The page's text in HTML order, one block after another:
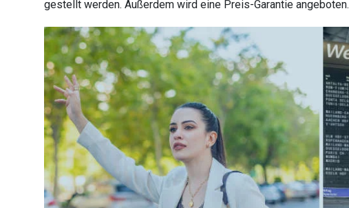
gestellt werden. Außerdem wird eine Preis-Garantie angeboten.